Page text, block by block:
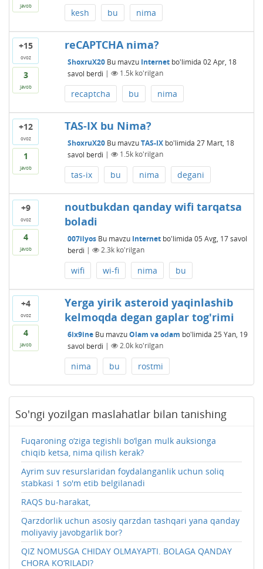
javob
kesh bu nima
+15
ovoz
3
javob
reCAPTCHA nima?
ShoxruX20 Bu mavzu Internetbo'limida 02 Apr, 18
savol berdi | 1.5kko'rilgan
recaptcha bu nima
+12
ovoz
1
javob
TAS-IX bu Nima?
ShoxruX20 Bu mavzuTAS-IXbo'limida 27 Mart, 18
savol berdi | 1.5kko'rilgan
tas-ix bu nima degani
+9
ovoz
4
javob
noutbukdan qanday wifi tarqatsa
boladi
007ilyos Bu mavzu Internetbo'limida 05 Avg, 17 savol
berdi | 2.3kko'rilgan
wifi wi-fi nima bu
+4
ovoz
4
javob
Yerga yirik asteroid yaqinlashib
kelmoqda degan gaplar tog'rimi
6ix9ine Bu mavzuOlam va odam bo'limida 25 Yan, 19
savol berdi | 2.0kko'rilgan
nima bu rostmi
So'ngi yozilgan maslahatlar bilan tanishing
Fuqaroning o‘ziga tegishli bo‘lgan mulk auksionga
chiqib ketsa, nima qilish kerak?
Ayrim suv resurslaridan foydalanganlik uchun soliq
stabkasi 1 so'm etib belgilanadi
RAQS bu-harakat,
Qarzdorlik uchun asosiy qarzdan tashqari yana qanday
moliyaviy javobgarlik bor?
QIZ NOMUSGA CHIDAY OLMAYAPTI. BOLAGA QANDAY
CHORA KO‘RILADI?